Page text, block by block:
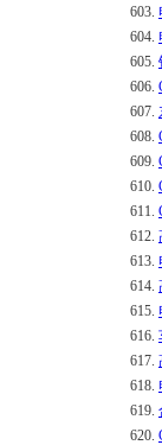
603.
604.
605.
606.
607.
608.
609.
610.
611.
612.
613.
614.
615.
616.
617.
618.
619.
620.